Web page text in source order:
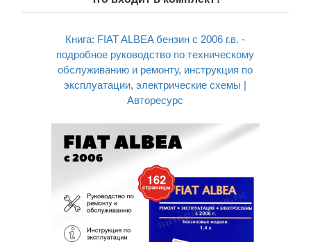
Книга: FIAT ALBEA бензин с 2006 г.в. -
подробное руководство по техническому
обслуживанию и ремонту, инструкция по
эксплуатации, электрические схемы |
Авторесурс